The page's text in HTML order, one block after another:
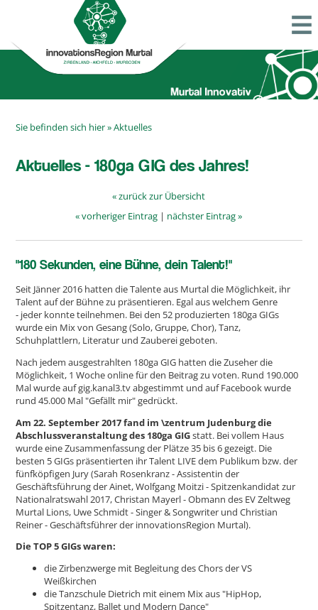
Sie befinden sich hier »Aktuelles
Aktuelles - 180ga GIG des Jahres!
« zurück zur Übersicht
« vorheriger Eintrag | nächster Eintrag »
"180 Sekunden, eine Bühne, dein Talent!"
Seit Jänner 2016 hatten die Talente aus Murtal die Möglichkeit, ihr
Talent auf der Bühne zu präsentieren. Egal aus welchem Genre
- jeder konnte teilnehmen. Bei den 52 produzierten 180ga GIGs
wurde ein Mix von Gesang (Solo, Gruppe, Chor), Tanz,
Schuhplattlern, Literatur und Zauberei geboten.
Nach jedem ausgestrahlten 180ga GIG hatten die Zuseher die
Möglichkeit, 1 Woche online für den Beitrag zu voten. Rund 190.000
Mal wurde auf gig.kanal3.tv abgestimmt und auf Facebook wurde
rund 45.000 Mal "Gefällt mir" gedrückt.
Am 22. September 2017 fand im \zentrum Judenburg die
Abschlussveranstaltung des 180ga GIGstatt. Bei vollem Haus
wurde eine Zusammenfassung der Plätze 35 bis 6 gezeigt. Die
besten 5 GIGs präsentierten ihr Talent LIVE dem Publikum bzw. der
fünfköpfigen Jury (Sarah Rosenkranz - Assistentin der
Geschäftsführung der Ainet, Wolfgang Moitzi - Spitzenkandidat zur
Nationalratswahl 2017, Christan Mayerl - Obmann des EV Zeltweg
Murtal Lions, Uwe Schmidt - Singer & Songwriter und Christian
Reiner - Geschäftsführer der innovationsRegion Murtal).
Die TOP 5 GIGs waren:
die Zirbenzwerge mit Begleitung des Chors der VS
Weißkirchen
die Tanzschule Dietrich mit einem Mix aus "HipHop,
Spitzentanz, Ballet und Modern Dance"